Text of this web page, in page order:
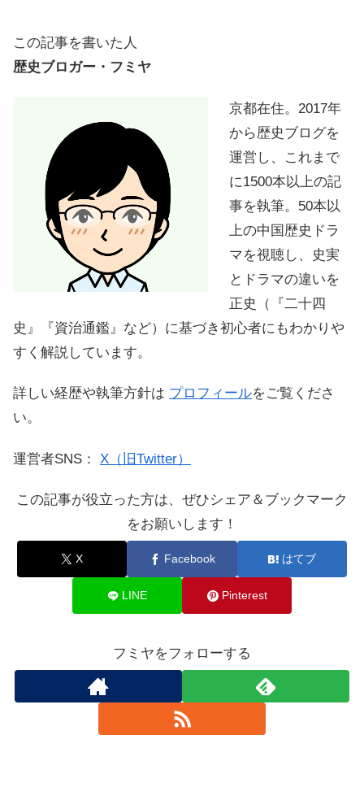
この記事を書いた人
歴史ブロガー・フミヤ
京都在住。2017年
から歴史ブログを
運営し、これまで
に1500本以上の記
事を執筆。50本以
上の中国歴史ドラ
マを視聴し、史実
とドラマの違いを
正史（『二十四
史』『資治通鑑』など）に基づき初心者にもわかりや
すく解説しています。
詳しい経歴や執筆方針は プロフィールをご覧くださ
い。
運営者SNS： X（旧Twitter）
この記事が役立った方は、ぜひシェア＆ブックマーク
をお願いします！
X Facebook はてブ
LINE Pinterest
フミヤをフォローする